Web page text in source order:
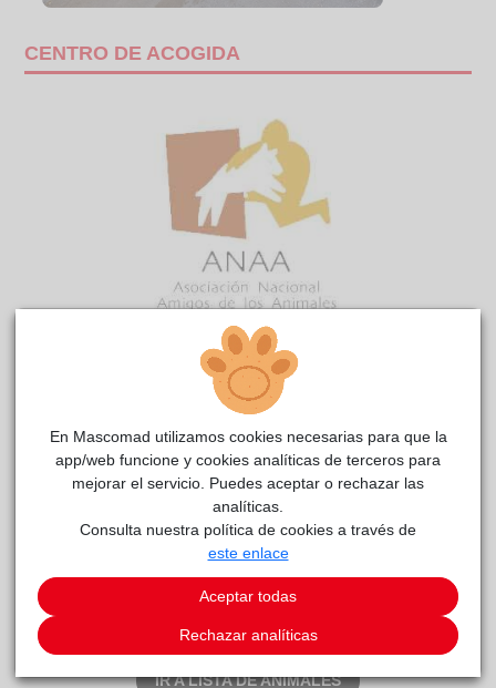
CENTRO DE ACOGIDA
reside actualmente en el centro de acogida
COMENTARIOS
Carácter
Super inteligente y perspicaz
Este animal aún no ha recibido solicitudes de
adopción
SOLICITAR ADOPCIÓN
IR A LISTA DE ANIMALES
En Mascomad utilizamos cookies necesarias para que la
app/web funcione y cookies analíticas de terceros para
mejorar el servicio. Puedes aceptar o rechazar las
analíticas.
Consulta nuestra política de cookies a través de
este enlace
Aceptar todas
Rechazar analíticas